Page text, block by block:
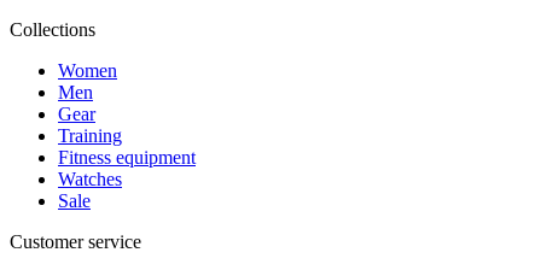
Collections
Women
Men
Gear
Training
Fitness equipment
Watches
Sale
Customer service